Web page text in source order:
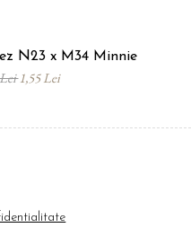
N23 x M34 Minnie
1,55 Lei